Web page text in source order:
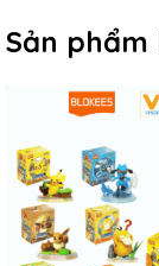
Sản phẩm